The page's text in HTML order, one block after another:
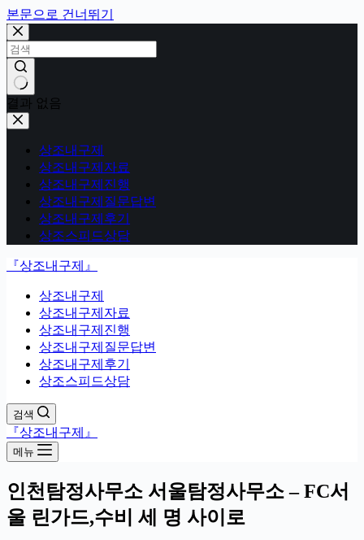
본문으로 건너뛰기
결과 없음
상조내구제
상조내구제자료
상조내구제진행
상조내구제질문답변
상조내구제후기
상조스피드상담
『상조내구제』
상조내구제
상조내구제자료
상조내구제진행
상조내구제질문답변
상조내구제후기
상조스피드상담
검색
『상조내구제』
메뉴
인천탐정사무소 서울탐정사무소 – FC서
울 린가드,수비 세 명 사이로